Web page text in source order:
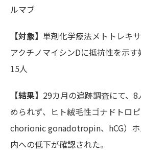
ルマブ
【対象】 単剤化学療法メトトレキ
アクチノマイシンDに抵抗性を示
15人
【結果】 29カ月の追跡調査にて、
められず、ヒト絨毛性ゴナドトロ
chorionic gonadotropin、hCG）
内への低下が確認された。